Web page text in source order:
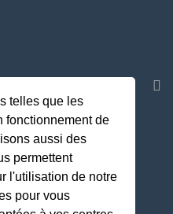
telles que les
fonctionnement de
aussi des
permettent
l'utilisation de notre
pour vous